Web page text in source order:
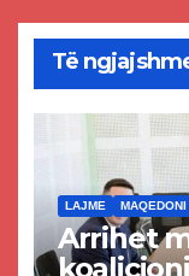
Të
LAJME MAQEDONI
Arrihet